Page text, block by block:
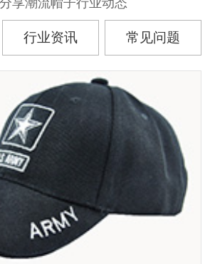
享潮流帽子行业动态
行业资讯 常见问题